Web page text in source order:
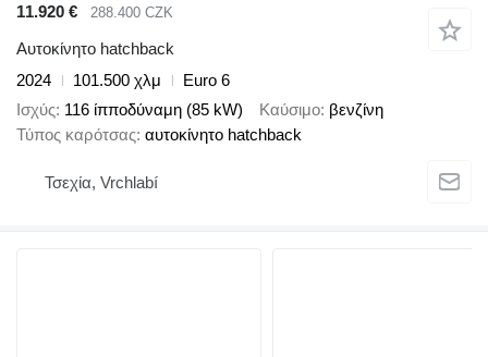
11.920 €
288.400 CZK
Αυτοκίνητο hatchback
2024
101.500 χλμ
Euro 6
Ισχύς 116 ίπποδύναμη (85 kW) Καύσιμο βενζίνη
Τύπος καρότσας αυτοκίνητο hatchback
Τσεχία, Vrchlabí